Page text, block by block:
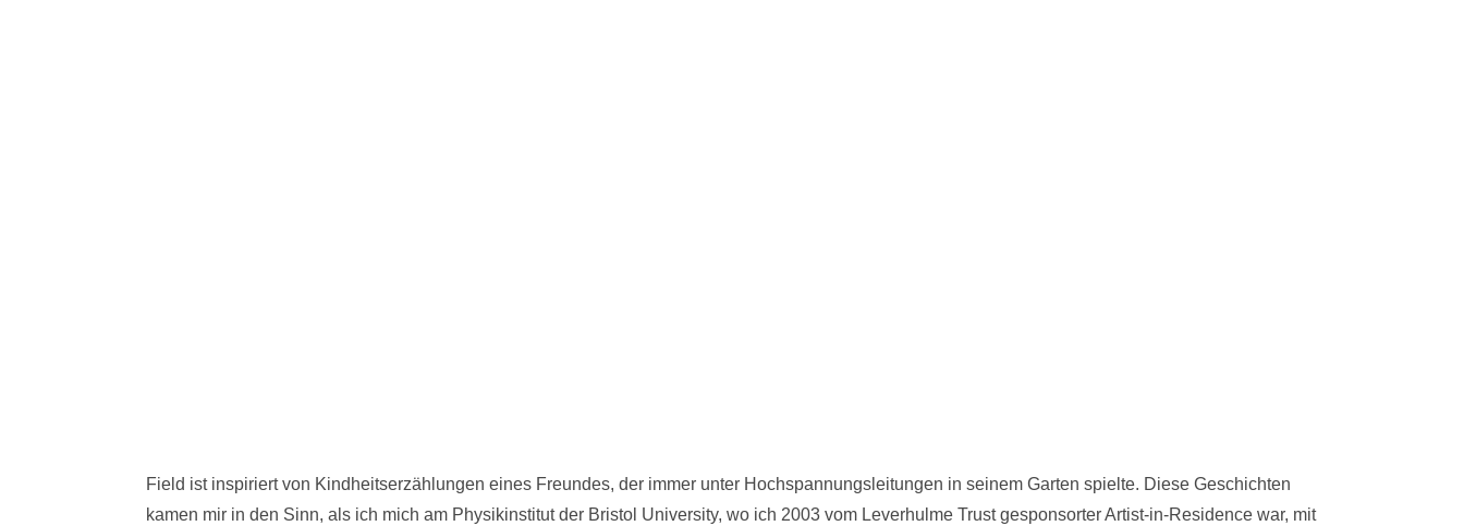
Field ist inspiriert von Kindheitserzählungen eines Freundes, der immer unter Hochspannungsleitungen in seinem Garten spielte. Diese Geschichten
kamen mir in den Sinn, als ich mich am Physikinstitut der Bristol University, wo ich 2003 vom Leverhulme Trust gesponsorter Artist-in-Residence war, mit